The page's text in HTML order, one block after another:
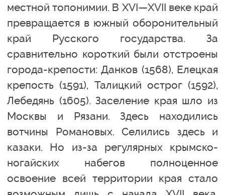
местной топонимии. В XVI—XVII веке край
превращается в южный оборонительный
край Русского государства. За
сравнительно короткий были отстроены
города-крепости: Данков (1568), Елецкая
крепость (1591), Талицкий острог (1592),
Лебедянь (1605). Заселение края шло из
Москвы и Рязани. Здесь находились
вотчины Романовых. Селились здесь и
казаки. Но из-за регулярных крымско-
ногайских набегов полноценное
освоение всей территории края стало